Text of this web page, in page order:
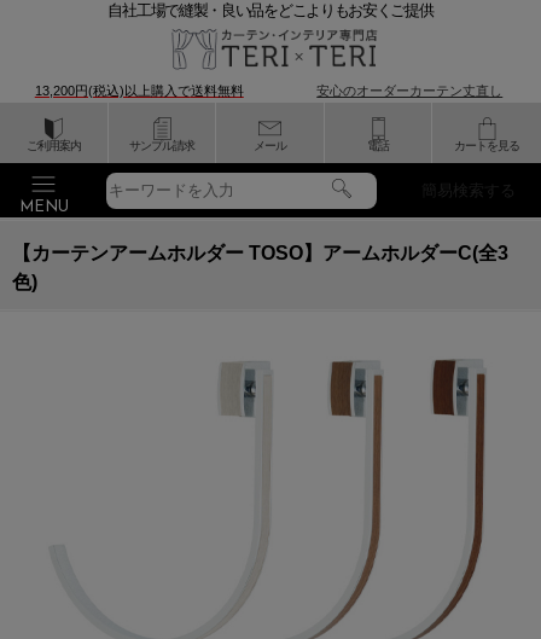
ご利用案内 サンプル請求 メール 電話 カートを見る
自社工場で縫製・良い品をどこよりもお安くご提供
13,200円(税込)以上購入で送料無料 安心のオーダーカーテン丈直し
簡易検索する
【カーテンアームホルダー TOSO】アームホルダーC(全3
色)